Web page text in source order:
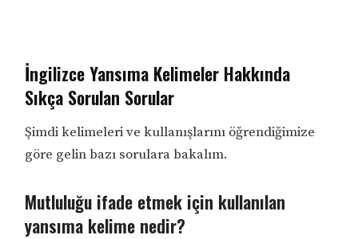
İngilizce Yansıma Kelimeler Hakkında
Sıkça Sorulan Sorular
Şimdi kelimeleri ve kullanışlarını öğrendiğimize
göre gelin bazı sorulara bakalım.
Mutluluğu ifade etmek için kullanılan
yansıma kelime nedir?